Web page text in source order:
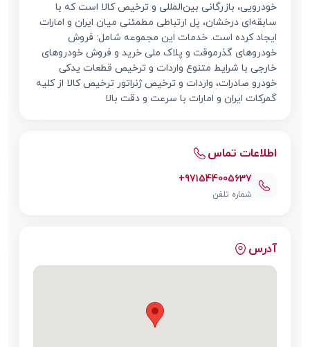
خودرویی، بازرگانی بین‌المللی و ترخیص کالا است که با
سابقه‌ای درخشان، پل ارتباطی مطمئنی میان ایران و امارات
ایجاد کرده است. خدمات این مجموعه شامل: فروش
خودروهای گذرموقت و پلاک ملی خرید و فروش خودروهای
خارجی با شرایط متنوع واردات و ترخیص قطعات یدکی
خودرو صادرات، واردات و ترخیص ژنراتور ترخیص کالا از کلیه
گمرکات ایران و امارات با سرعت و دقت بالا
اطلاعات تماس
+971544005637
شماره تلفن
آدرس